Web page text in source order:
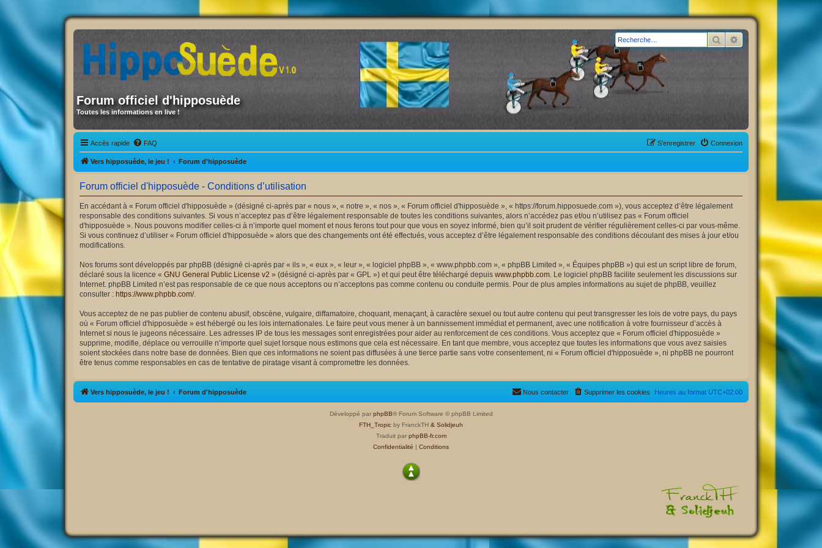
Forum officiel d'hipposuède
Toutes les informations en live !
Rechercher
Accès rapide FAQ Connexion
S’enregistrer
Vers hipposuède, le jeu ! Forum d'hipposuède
Forum officiel d'hipposuède - Conditions d’utilisation
En accédant à « Forum officiel d'hipposuède » (désigné ci-après par « nous », « notre », « nos », « Forum officiel d'hipposuède », « https://forum.hipposuede.com »), vous acceptez d’être légalement
responsable des conditions suivantes. Si vous n’acceptez pas d’être légalement responsable de toutes les conditions suivantes, alors n’accédez pas et/ou n’utilisez pas « Forum officiel
d'hipposuède ». Nous pouvons modifier celles-ci à n’importe quel moment et nous ferons tout pour que vous en soyez informé, bien qu’il soit prudent de vérifier régulièrement celles-ci par vous-même.
Si vous continuez d’utiliser « Forum officiel d'hipposuède » alors que des changements ont été effectués, vous acceptez d’être légalement responsable des conditions découlant des mises à jour et/ou
modifications.
Nos forums sont développés par phpBB (désigné ci-après par « ils », « eux », « leur », « logiciel phpBB », « www.phpbb.com », « phpBB Limited », « Équipes phpBB ») qui est un script libre de forum,
déclaré sous la licence « GNU General Public License v2 » (désigné ci-après par « GPL ») et qui peut être téléchargé depuis www.phpbb.com . Le logiciel phpBB facilite seulement les discussions sur
Internet. phpBB Limited n’est pas responsable de ce que nous acceptons ou n’acceptons pas comme contenu ou conduite permis. Pour de plus amples informations au sujet de phpBB, veuillez
consulter : https://www.phpbb.com/.
Vous acceptez de ne pas publier de contenu abusif, obscène, vulgaire, diffamatoire, choquant, menaçant, à caractère sexuel ou tout autre contenu qui peut transgresser les lois de votre pays, du pays
où « Forum officiel d'hipposuède » est hébergé ou les lois internationales. Le faire peut vous mener à un bannissement immédiat et permanent, avec une notification à votre fournisseur d’accès à
Internet si nous le jugeons nécessaire. Les adresses IP de tous les messages sont enregistrées pour aider au renforcement de ces conditions. Vous acceptez que « Forum officiel d'hipposuède »
supprime, modifie, déplace ou verrouille n’importe quel sujet lorsque nous estimons que cela est nécessaire. En tant que membre, vous acceptez que toutes les informations que vous avez saisies
soient stockées dans notre base de données. Bien que ces informations ne soient pas diffusées à une tierce partie sans votre consentement, ni « Forum officiel d'hipposuède », ni phpBB ne pourront
être tenus comme responsables en cas de tentative de piratage visant à compromettre les données.
Vers hipposuède, le jeu ! Forum d'hipposuède Heures au format UTC+02:00
Supprimer les cookies
Nous contacter
Développé par phpBB® Forum Software © phpBB Limited
FTH_Tropic by FranckTH & Solidjeuh
Traduit par phpBB-fr.com
Confidentialité | Conditions